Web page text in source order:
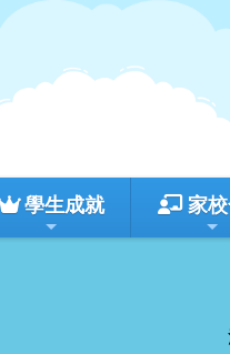
學生成就 家